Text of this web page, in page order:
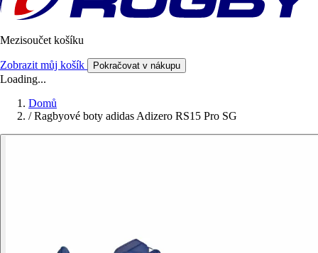
Mezisoučet košíku
Zobrazit můj košík Pokračovat v nákupu
Loading...
Domů
/ Ragbyové boty adidas Adizero RS15 Pro SG